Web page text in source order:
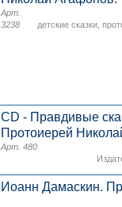
детские сказки ,
Арт.
3238
CD - Правдивые
Протоиерей
Арт. 480
Иоанн Дамаскин.